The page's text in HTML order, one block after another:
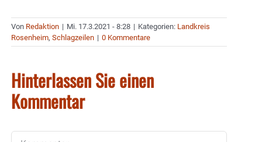
Von Redaktion | Mi. 17.3.2021 - 8:28 | Kategorien: Landkreis
Rosenheim, Schlagzeilen | 0 Kommentare
Hinterlassen Sie einen
Kommentar